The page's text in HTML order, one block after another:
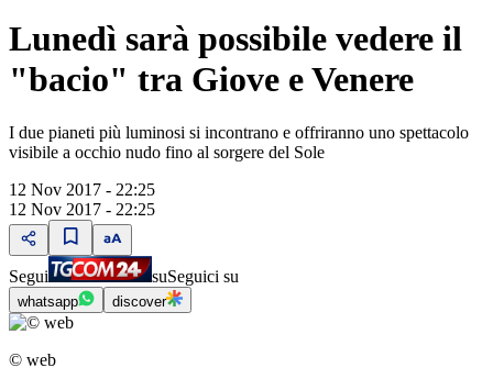
Lunedì sarà possibile vedere il
"bacio" tra Giove e Venere
I due pianeti più luminosi si incontrano e offriranno uno spettacolo
visibile a occhio nudo fino al sorgere del Sole
12 Nov 2017 - 22:25
12 Nov 2017 - 22:25
Segui suSeguici su
whatsapp discover
© web